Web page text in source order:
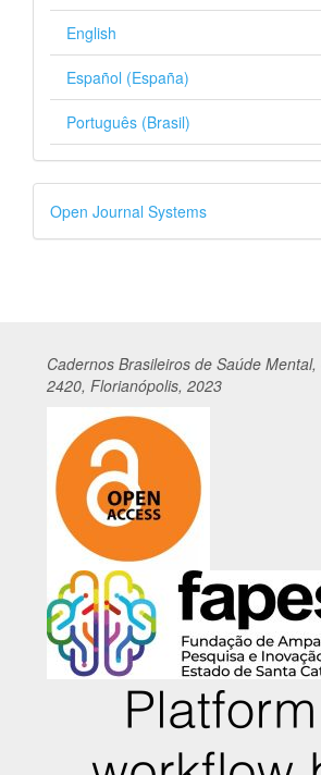
English
Español (España)
Português (Brasil)
Desenvolvido
por
Open Journal Systems
Cadernos Brasileiros de Saúde
2420, Florianópolis, 2023